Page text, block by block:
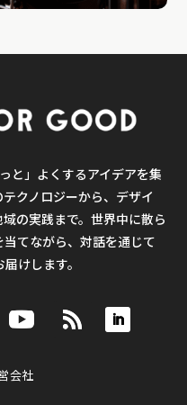
と」よくするアイデアを集
クノロジーから、デザイ
の実践まで。世界中に散ら
てながら、対話を通じて
けします。
会社